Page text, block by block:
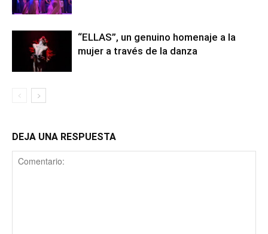
“ELLAS”, un genuino homenaje a la
mujer a través de la danza
DEJA UNA RESPUESTA